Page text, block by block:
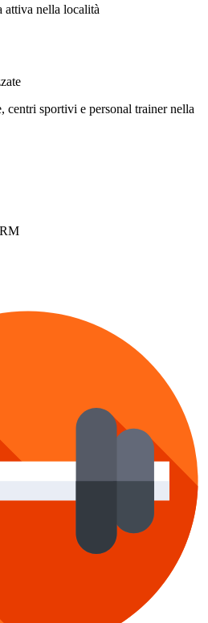
attiva nella località
centri sportivi e personal trainer nella